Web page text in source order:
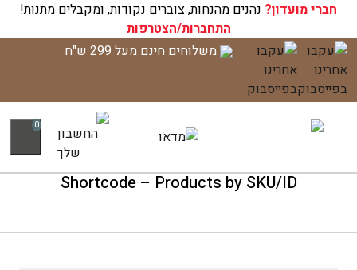
חברי מועדון? נהנים מהנחות, צוברים נקודות, ומקבלים מתנות!
התחברות/הצטרפות
דלג
לתוכן
משלוחים חינם מעל 299 ש"ח
0
עגלת הקניות שלך ריקה כעת!
Shortcode – Products by SKU/ID